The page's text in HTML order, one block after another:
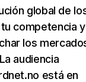
global de
competencia y
los
audiencia
está en